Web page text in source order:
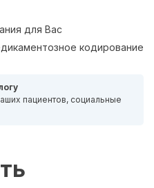
для Вас
кодирование
пациентов, социальные